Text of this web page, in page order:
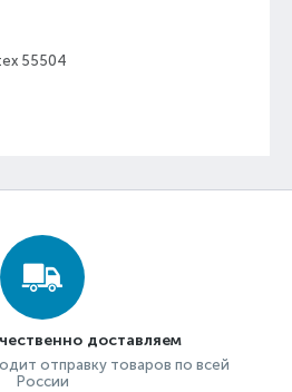
55504
доставляем
отправку товаров по всей
России